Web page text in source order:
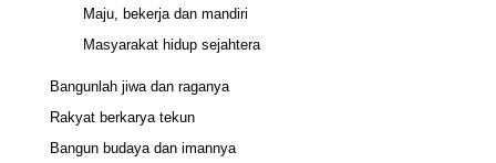
Maju, bekerja dan mandiri
Masyarakat hidup sejahtera
Bangunlah jiwa dan raganya
Rakyat berkarya tekun
Bangun budaya dan imannya